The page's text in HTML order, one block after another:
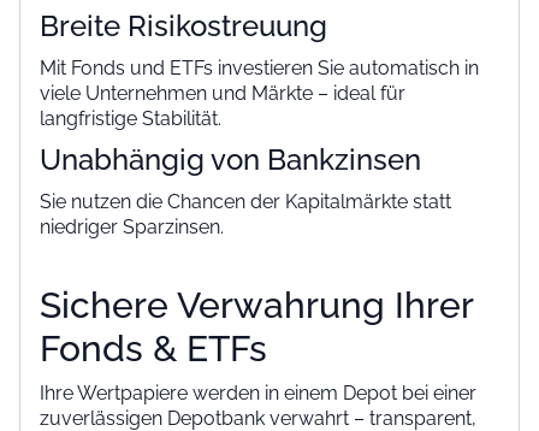
Breite Risikostreuung
Mit Fonds und ETFs investieren Sie automatisch in
viele Unternehmen und Märkte – ideal für
langfristige Stabilität.
Unabhängig von Bankzinsen
Sie nutzen die Chancen der Kapitalmärkte statt
niedriger Sparzinsen.
Sichere Verwahrung Ihrer
Fonds & ETFs
Ihre Wertpapiere werden in einem Depot bei einer
zuverlässigen Depotbank verwahrt – transparent,